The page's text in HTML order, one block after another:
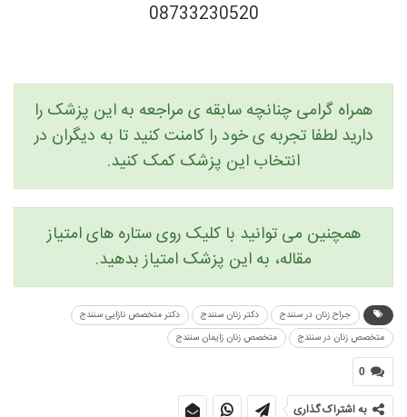
08733230520
همراه گرامی چنانچه سابقه ی مراجعه به این پزشک را
دارید لطفا تجربه ی خود را کامنت کنید تا به دیگران در
انتخاب این پزشک کمک کنید.
همچنین می توانید با کلیک روی ستاره های امتیاز
مقاله، به این پزشک امتیاز بدهید.
جراح زنان در سنندج دکتر زنان سنندج
دکتر متخصص نازایی سنندج
متخصص زنان در سنندج
متخصص زنان زایمان سنندج
0
به اشتراک گذاری